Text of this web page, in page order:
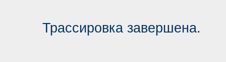
Трассировка завершена.